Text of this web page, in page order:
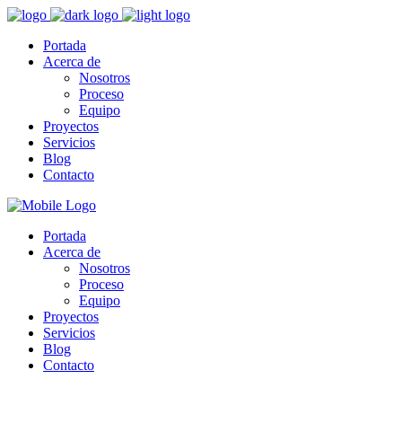
Portada
Acerca de
Nosotros
Proceso
Equipo
Proyectos
Servicios
Blog
Contacto
Portada
Acerca de
Nosotros
Proceso
Equipo
Proyectos
Servicios
Blog
Contacto